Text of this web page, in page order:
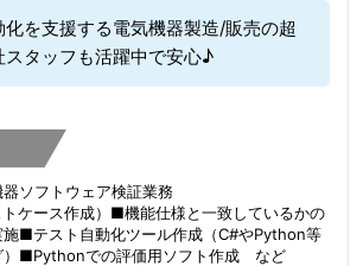
を支援する電気機器製造/販売の超
スタッフも活躍中で安心♪
ソフトウェア検証業務
ケース作成）■機能仕様と一致しているかの
施■テスト自動化ツール作成（C#やPython等
）■Pythonでの評価用ソフト作成 など